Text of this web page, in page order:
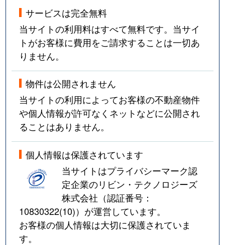
サービスは完全無料
当サイトの利用料はすべて無料です。当サイ
トがお客様に費用をご請求することは一切あ
りません。
物件は公開されません
当サイトの利用によってお客様の不動産物件
や個人情報が許可なくネットなどに公開され
ることはありません。
個人情報は保護されています
当サイトはプライバシーマーク認
定企業のリビン・テクノロジーズ
株式会社（認証番号：
10830322(10)）が運営しています。
お客様の個人情報は大切に保護されていま
す。